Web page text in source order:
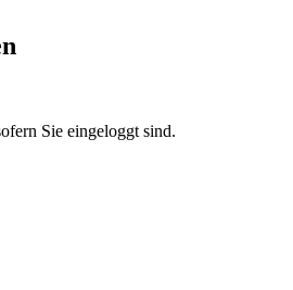
Sie eingeloggt sind.